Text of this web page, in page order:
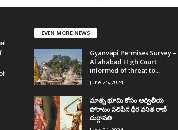
EVEN MORE NEWS
Gyanvapi Permises Survey –
Allahabad High Court
informed of threat to...
June 25, 2024
మాతృ భూమి కోసం అద్వితీయ
పోరాటం సలిపిన ధీర వనిత రాణి
దుర్గావతి